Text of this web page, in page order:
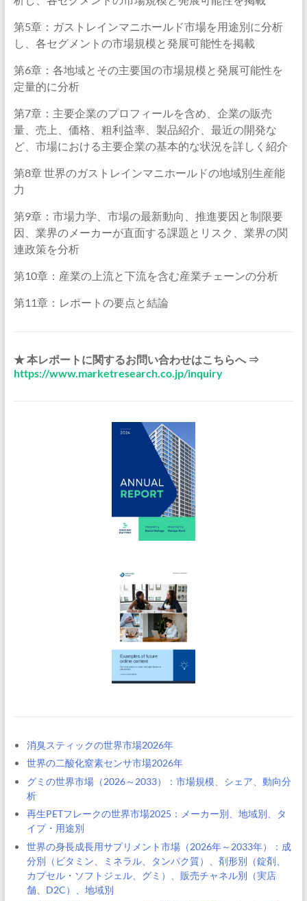
第5章：ガストレインマニホールド市場を用途別に分析
し、各セグメントの市場規模と発展可能性を掲載
第6章：各地域とその主要国の市場規模と発展可能性を
定量的に分析
第7章：主要企業のプロフィールを含め、企業の販売
量、売上、価格、粗利益率、製品紹介、最近の開発な
ど、市場における主要企業の基本的な状況を詳しく紹介
第8章 世界のガストレインマニホールドの地域別生産能
力
第9章：市場力学、市場の最新動向、推進要因と制限要
因、業界のメーカーが直面する課題とリスク、業界の関
連政策を分析
第10章：産業の上流と下流を含む産業チェーンの分析
第11章：レポートの要点と結論
★ 本レポートに関するお問い合わせはこちらへ ⇒
https://www.marketresearch.co.jp/inquiry
消臭スティックの世界市場2026年
世界の二酸化窒素センサ市場2026年
グミの世界市場（2026～2033）：市場規模、シェア、動向分
析
再生PETフレークの世界市場2025：メーカー別、地域別、タ
イプ・用途別
世界の身長成長用サプリメント市場（2026年～2033年）：成
分別（ビタミン、ミネラル、タンパク質）、剤形別（錠剤、
カプセル・ソフトジェル、グミ）、販売チャネル別（実店
舗、D2C）、地域別